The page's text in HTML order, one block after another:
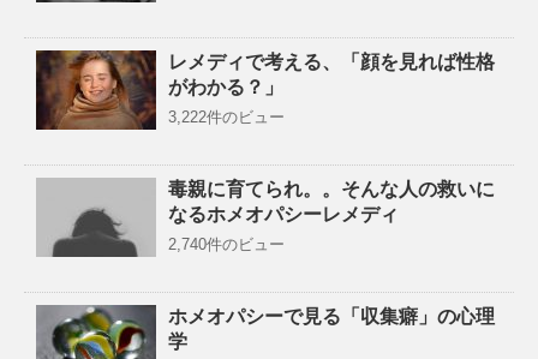
レメディで考える、「顔を見れば性格
がわかる？」
3,222件のビュー
毒親に育てられ。。そんな人の救いに
なるホメオパシーレメディ
2,740件のビュー
ホメオパシーで見る「収集癖」の心理
学